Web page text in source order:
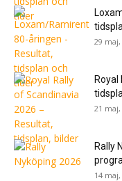
29 maj,
21 maj,
Rally
14 maj,